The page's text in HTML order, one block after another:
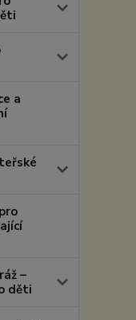
a
–
děti